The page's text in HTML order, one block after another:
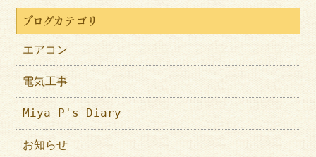
ブログカテゴリ
エアコン
電気工事
Miya P's Diary
お知らせ